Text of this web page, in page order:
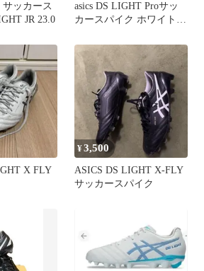
ッカース
JR 23.0
asics DS LIGHT Proサッ
カースパイク ホワイト
X FLY
¥3,500
ASICS DS LIGHT X-FLY
サッカースパイク